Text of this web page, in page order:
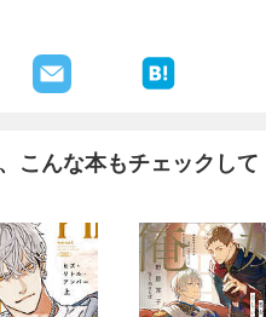
こんな本もチェックして